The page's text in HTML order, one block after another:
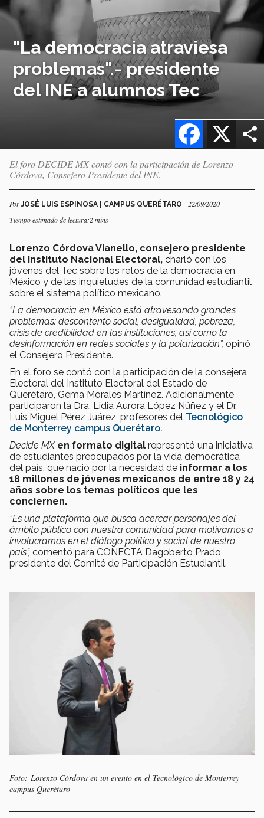
"La democracia atraviesa
problemas".- presidente
del INE a alumnos Tec
X
Facebook
El foro DECIDE MX contó con la participación de Lorenzo
Córdova, Consejero Presidente del INE.
PorJOSÉ LUIS ESPINOSA | CAMPUS QUERÉTARO - 22/09/2020
Tiempo estimado de lectura:2 mins
Lorenzo Córdova Vianello, consejero presidente
del Instituto Nacional Electoral, charló con los
jóvenes del Tec sobre los retos de la democracia en
México y de las inquietudes de la comunidad estudiantil
sobre el sistema político mexicano.
“La democracia en México está atravesando grandes
problemas: descontento social, desigualdad, pobreza,
crisis de credibilidad en las instituciones, así como la
desinformación en redes sociales y la polarización”, opinó
el Consejero Presidente.
En el foro se contó con la participación de la consejera
Electoral del Instituto Electoral del Estado de
Querétaro, Gema Morales Martínez. Adicionalmente
participaron la Dra. Lidia Aurora López Núñez y el Dr.
Luis Miguel Pérez Juárez, profesores del Tecnológico
de Monterrey campus Querétaro.
Decide MX en formato digital representó una iniciativa
de estudiantes preocupados por la vida democrática
del país, que nació por la necesidad de informar a los
18 millones de jóvenes mexicanos de entre 18 y 24
años sobre los temas políticos que les
conciernen.
“Es una plataforma que busca acercar personajes del
ámbito público con nuestra comunidad para motivarnos a
involucrarnos en el diálogo político y social de nuestro
país”, comentó para CONECTA Dagoberto Prado,
presidente del Comité de Participación Estudiantil.
Foto: Lorenzo Córdova en un evento en el Tecnológico de Monterrey
campus Querétaro